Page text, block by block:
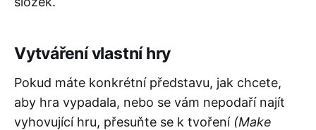
Vytváření vlastní hry
Pokud máte konkrétní představu, jak chcete,
aby hra vypadala, nebo se vám nepodaří najít
vyhovující hru, přesuňte se k tvoření (Make